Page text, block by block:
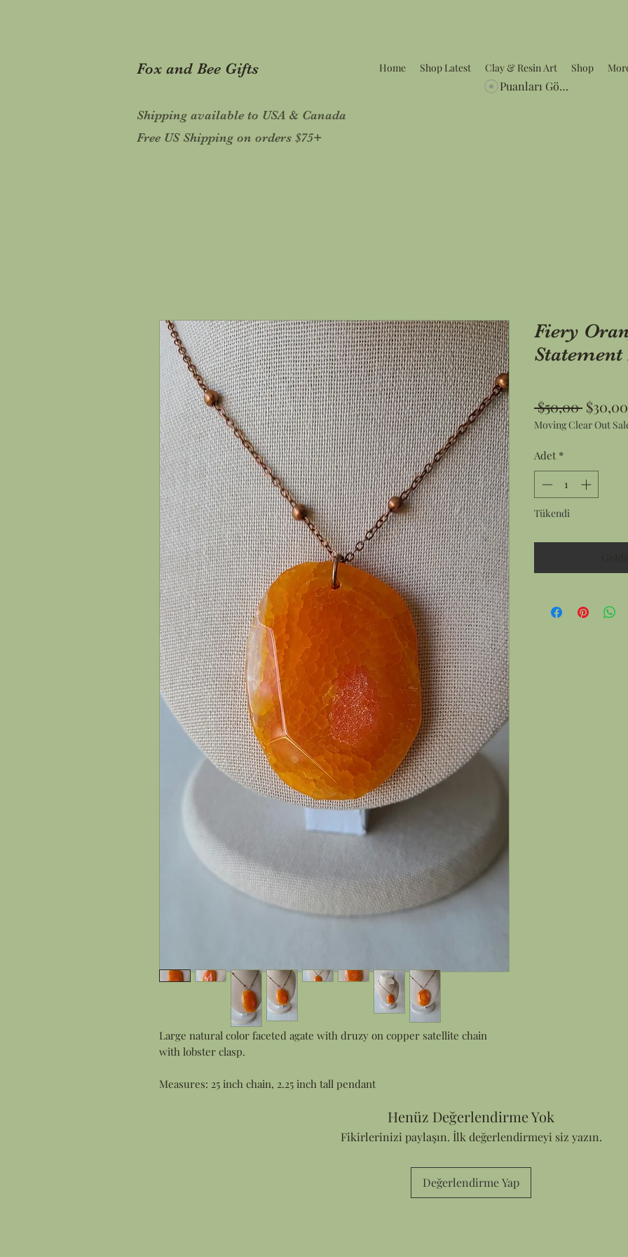
Home Shop Latest Clay & Resin Art Shop
Fox and Bee Gifts
Shipping available to USA & Canada
Puanları Görüntüle
Free US Shipping on orders $75+
Large natural color faceted agate with druzy on copper satellite chain
with lobster clasp.
Measures: 25 inch chain, 2.25 inch tall pendant
Fiery
Statement
$50,00 Normal
Fiyat
$30,00
Moving Clear Out
Adet *
Tükendi
Henüz Değerlendirme Yok
Fikirlerinizi paylaşın. İlk değerlendirmeyi siz yazın.
Değerlendirme Yap